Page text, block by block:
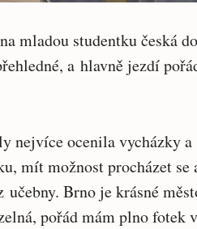
mladou studentku česká
a hlavně jezdí
nejvíce ocenila vycházky
mít možnost procházet
učebny. Brno je krásné
pořád mám plno